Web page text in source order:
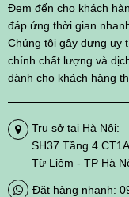
Đem đến cho khách
đáp ứng thời gian
Chúng tôi gây dựng uy
chính chất lượng và
dành cho khách hàng
Trụ sở tại Hà Nội:
SH37 Tầng 4
Từ Liêm - TP Hà
Đặt hàng nhanh: